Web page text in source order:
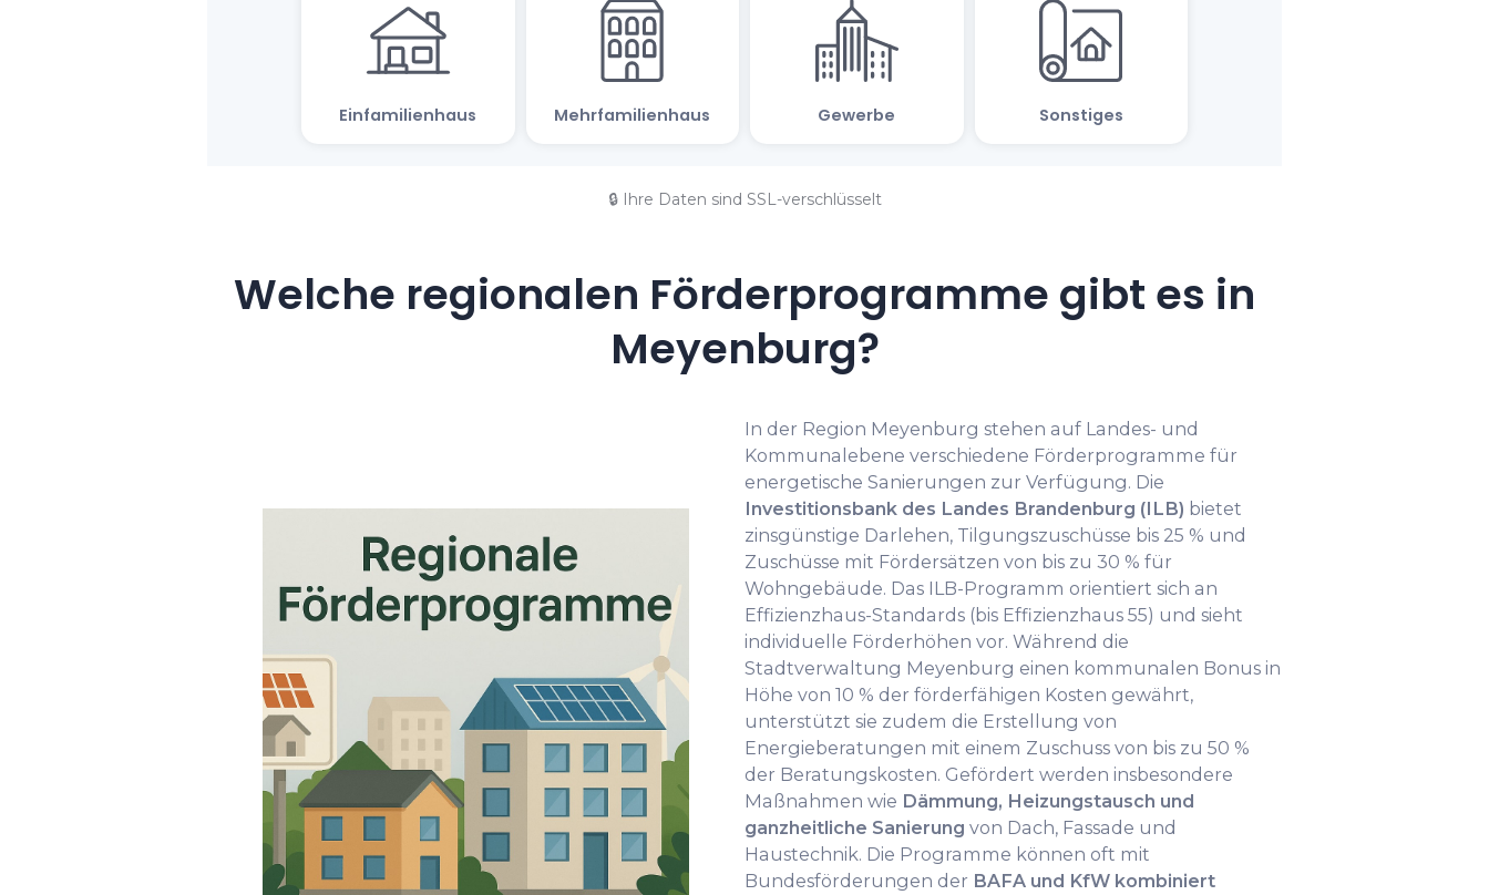
🔒 Ihre Daten sind SSL-verschlüsselt
Welche regionalen Förderprogramme gibt es in
Meyenburg?
In der Region Meyenburg stehen auf Landes- und
Kommunalebene verschiedene Förderprogramme für
energetische Sanierungen zur Verfügung. Die
Investitionsbank des Landes Brandenburg (ILB) bietet
zinsgünstige Darlehen, Tilgungszuschüsse bis 25 % und
Zuschüsse mit Fördersätzen von bis zu 30 % für
Wohngebäude. Das ILB-Programm orientiert sich an
Effizienzhaus-Standards (bis Effizienzhaus 55) und sieht
individuelle Förderhöhen vor. Während die
Stadtverwaltung Meyenburg einen kommunalen Bonus in
Höhe von 10 % der förderfähigen Kosten gewährt,
unterstützt sie zudem die Erstellung von
Energieberatungen mit einem Zuschuss von bis zu 50 %
der Beratungskosten. Gefördert werden insbesondere
Maßnahmen wie Dämmung, Heizungstausch und
ganzheitliche Sanierung von Dach, Fassade und
Haustechnik. Die Programme können oft mit
Bundesförderungen der BAFA und KfW kombiniert